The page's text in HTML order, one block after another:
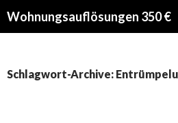
Wohnungsauflösungen 350 €
Schlagwort-Archive: